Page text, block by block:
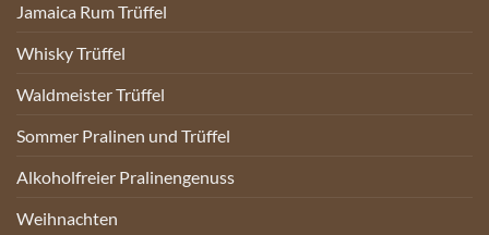
Jamaica Rum Trüffel
Whisky Trüffel
Waldmeister Trüffel
Sommer Pralinen und Trüffel
Alkoholfreier Pralinengenuss
Weihnachten